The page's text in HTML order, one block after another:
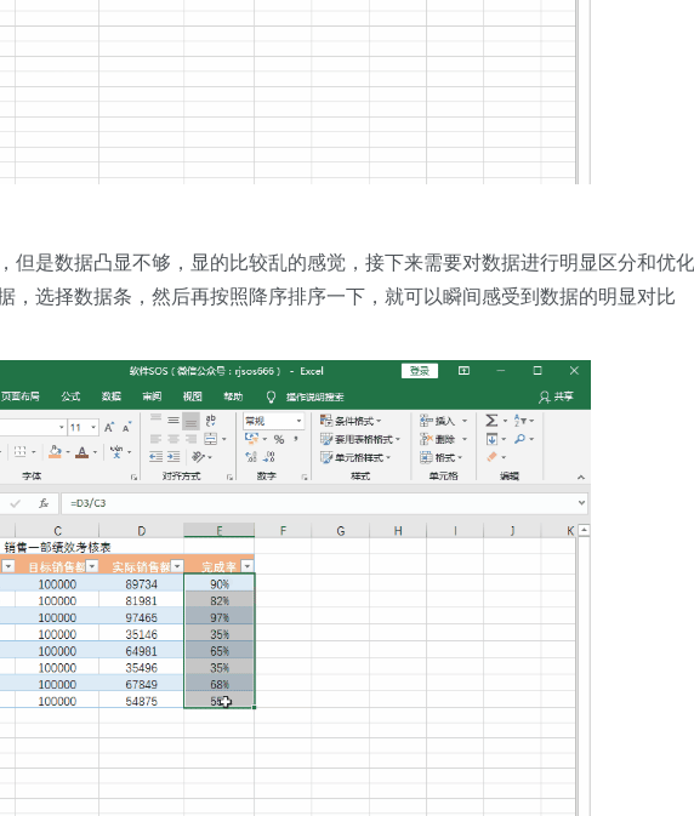
但是数据凸显不够，显的比较乱的感觉，接下来需要对数据进行明显区分和优化
，选择数据条，然后再按照降序排序一下，就可以瞬间感受到数据的明显对比